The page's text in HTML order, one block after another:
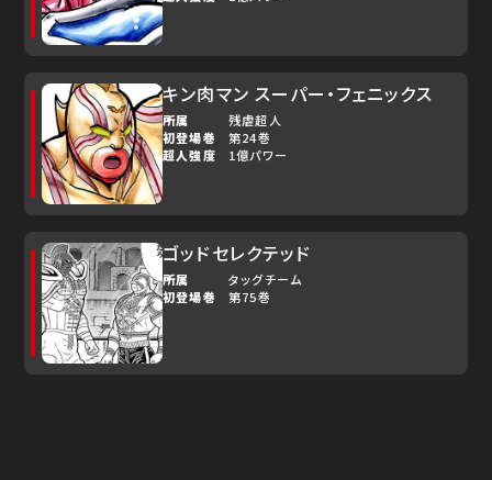
キン肉マン スーパー・フェニックス
所属
残虐超人
初登場巻
第24巻
超人強度
1億パワー
ゴッドセレクテッド
所属
タッグチーム
初登場巻
第75巻